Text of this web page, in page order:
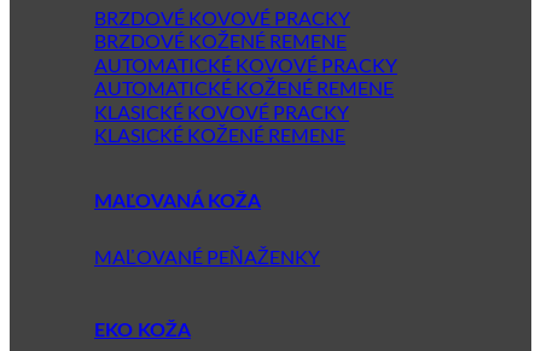
BRZDOVÉ KOVOVÉ PRACKY
BRZDOVÉ KOŽENÉ REMENE
AUTOMATICKÉ KOVOVÉ PRACKY
AUTOMATICKÉ KOŽENÉ REMENE
KLASICKÉ KOVOVÉ PRACKY
KLASICKÉ KOŽENÉ REMENE
MAĽOVANÁ KOŽA
MAĽOVANÉ PEŇAŽENKY
EKO KOŽA